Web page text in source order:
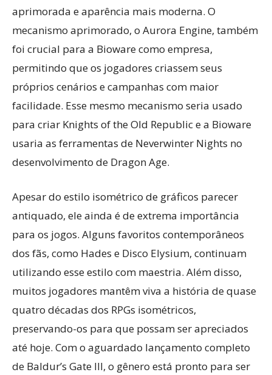
aprimorada e aparência mais moderna. O
mecanismo aprimorado, o Aurora Engine, também
foi crucial para a Bioware como empresa,
permitindo que os jogadores criassem seus
próprios cenários e campanhas com maior
facilidade. Esse mesmo mecanismo seria usado
para criar Knights of the Old Republic e a Bioware
usaria as ferramentas de Neverwinter Nights no
desenvolvimento de Dragon Age.
Apesar do estilo isométrico de gráficos parecer
antiquado, ele ainda é de extrema importância
para os jogos. Alguns favoritos contemporâneos
dos fãs, como Hades e Disco Elysium, continuam
utilizando esse estilo com maestria. Além disso,
muitos jogadores mantêm viva a história de quase
quatro décadas dos RPGs isométricos,
preservando-os para que possam ser apreciados
até hoje. Com o aguardado lançamento completo
de Baldur’s Gate III, o gênero está pronto para ser